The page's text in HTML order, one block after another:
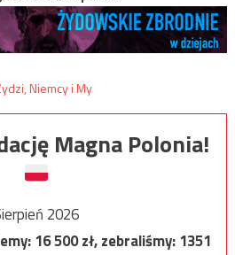
Magna Polonia!
2026
16 500zł, zebraliśmy:1351